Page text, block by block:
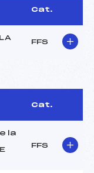
Cat.
FFS
Cat.
la
FFS